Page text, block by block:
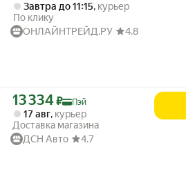
Завтра до 11:15, курьер
По клику
ОНЛАЙНТРЕЙД.РУ
4.8
Цена с картой Яндекс Пэй 13334 ₽ вместо
13 334 ₽ Пэй
17 авг, курьер
Доставка магазина
ДСН Авто
4.7